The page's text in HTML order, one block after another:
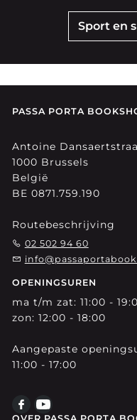
Sport en
PASSA PORTA
Antoine
1000 Brussels
België
BE 0871.759.190
Routebeschrijving
02 502 94 60
OPENINGSUREN
ma t/m zat: 11:00 -
zon: 12:00 - 18:00
Aangepaste
11:00 - 17:00